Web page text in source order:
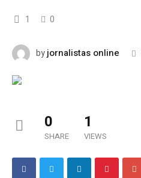
1 0
byjornalistas online
0
SHARE
1
VIEWS